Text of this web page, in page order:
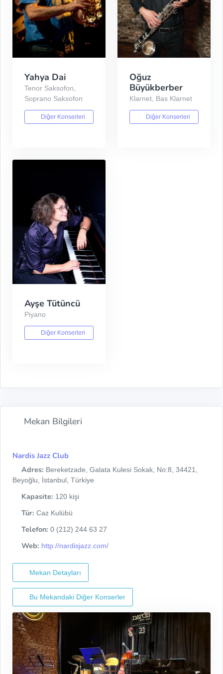
Yahya Dai
Tenor Saksofon,
Soprano Saksofon
Diğer Konserleri
Oğuz
Büyükberber
Klarnet, Bas Klarnet
Diğer Konserleri
Ayşe Tütüncü
Piyano
Diğer Konserleri
Mekan Bilgileri
Nardis Jazz Club
Adres: Bereketzade, Galata Kulesi Sokak, No:8, 34421,
Beyoğlu, İstanbul, Türkiye
Kapasite: 120 kişi
Tür: Caz Kulübü
Telefon: 0 (212) 244 63 27
Web: http://nardisjazz.com/
Mekan Detayları
Bu Mekandaki Diğer Konserler